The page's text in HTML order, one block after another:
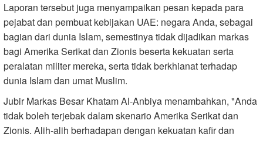
Laporan tersebut juga menyampaikan pesan kepada para
pejabat dan pembuat kebijakan UAE: negara Anda, sebagai
bagian dari dunia Islam, semestinya tidak dijadikan markas
bagi Amerika Serikat dan Zionis beserta kekuatan serta
peralatan militer mereka, serta tidak berkhianat terhadap
dunia Islam dan umat Muslim.
Jubir Markas Besar Khatam Al-Anbiya menambahkan, "Anda
tidak boleh terjebak dalam skenario Amerika Serikat dan
Zionis. Alih-alih berhadapan dengan kekuatan kafir dan